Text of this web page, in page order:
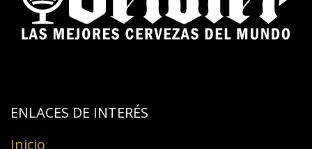
ENLACES DE INTERÉS​
Inicio